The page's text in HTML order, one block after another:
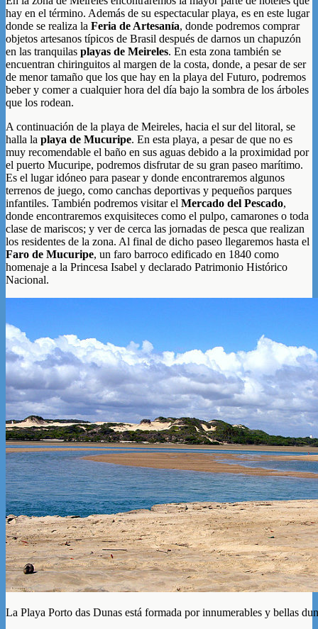
hay en el término. Además de su espectacular playa, es en este lugar
donde se realiza la Feria de Artesanía, donde podremos comprar
objetos artesanos típicos de Brasil después de darnos un chapuzón
en las tranquilas playas de Meireles. En esta zona también se
encuentran chiringuitos al margen de la costa, donde, a pesar de ser
de menor tamaño que los que hay en la playa del Futuro, podremos
beber y comer a cualquier hora del día bajo la sombra de los árboles
que los rodean.
A continuación de la playa de Meireles, hacia el sur del litoral, se
halla la playa de Mucuripe. En esta playa, a pesar de que no es
muy recomendable el baño en sus aguas debido a la proximidad por
el puerto Mucuripe, podremos disfrutar de su gran paseo marítimo.
Es el lugar idóneo para pasear y donde encontraremos algunos
terrenos de juego, como canchas deportivas y pequeños parques
infantiles. También podremos visitar el Mercado del Pescado,
donde encontraremos exquisiteces como el pulpo, camarones o toda
clase de mariscos; y ver de cerca las jornadas de pesca que realizan
los residentes de la zona. Al final de dicho paseo llegaremos hasta el
Faro de Mucuripe, un faro barroco edificado en 1840 como
homenaje a la Princesa Isabel y declarado Patrimonio Histórico
Nacional.
La Playa Porto das Dunas está formada por innumerables y bellas